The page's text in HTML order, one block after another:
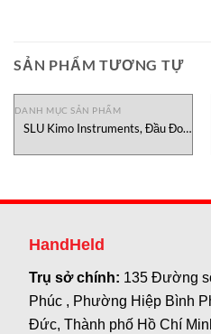
SẢN PHẨM TƯƠNG TỰ
DANH MỤC SẢN PHẨM
SLU Kimo Instruments, Đầu Đo
Việt Nam
HandHeld
Trụ sở chính: 135 Đường
Phúc , Phường Hiệp Bình
Đức, Thành phố Hồ Chí